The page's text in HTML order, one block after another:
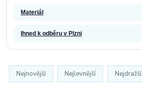
Materiál
Ihned k odběru v Plzni
Nejnovější Nejlevnější Nejdražší